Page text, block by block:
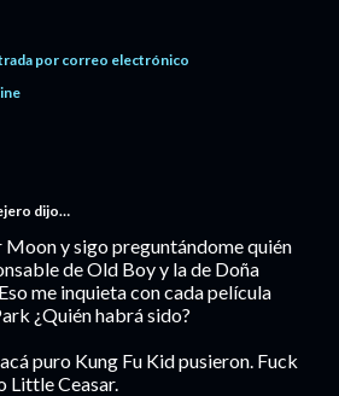
por correo electrónico
dijo…
Moon y sigo preguntándome quién
de Old Boy y la de Doña
me inquieta con cada película
¿Quién habrá sido?
puro Kung Fu Kid pusieron. Fuck
Little Ceasar.